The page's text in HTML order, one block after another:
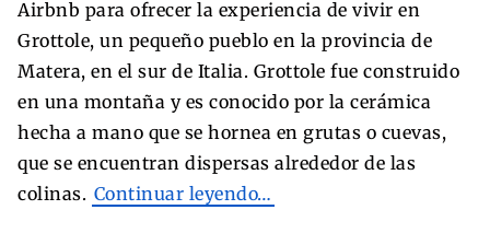
Airbnb para ofrecer la experiencia de vivir en
Grottole, un pequeño pueblo en la provincia de
Matera, en el sur de Italia. Grottole fue construido
en una montaña y es conocido por la cerámica
hecha a mano que se hornea en grutas o cuevas,
que se encuentran dispersas alrededor de las
colinas. Continuar leyendo…